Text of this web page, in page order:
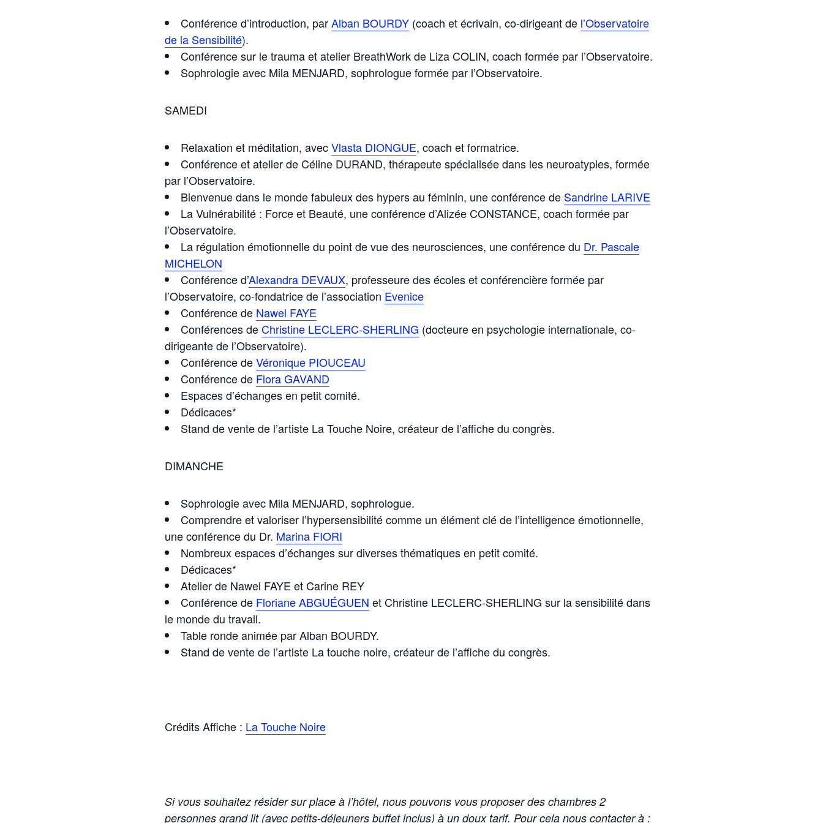
Conférence d’introduction, parAlban BOURDY(coach et écrivain, co-dirigeant de l’Observatoire
de la Sensibilité).
Conférence sur le trauma et atelier BreathWork de Liza COLIN, coach formée par l’Observatoire.
Sophrologie avec Mila MENJARD, sophrologue formée par l’Observatoire.
SAMEDI
Relaxation et méditation, avecVlasta DIONGUE, coach et formatrice.
Conférence et atelier de Céline DURAND, thérapeute spécialisée dans les neuroatypies, formée
par l’Observatoire.
Bienvenue dans le monde fabuleux des hypers au féminin, une conférence de Sandrine LARIVE
La Vulnérabilité : Force et Beauté, une conférence d’Alizée CONSTANCE, coach formée par
l’Observatoire.
La régulation émotionnelle du point de vue des neurosciences, une conférence du Dr. Pascale
MICHELON
Conférence d’Alexandra DEVAUX, professeure des écoles et conférencière formée par
l’Observatoire, co-fondatrice de l’association Evenice
Conférence de Nawel FAYE
Conférences deChristine LECLERC-SHERLING (docteure en psychologie internationale, co-
dirigeante de l’Observatoire).
Conférence deVéronique PIOUCEAU
Conférence de Flora GAVAND
Espaces d’échanges en petit comité.
Dédicaces*
Stand de vente de l’artiste La Touche Noire, créateur de l’affiche du congrès.
DIMANCHE
Sophrologie avec Mila MENJARD, sophrologue.
Comprendre et valoriser l’hypersensibilité comme un élément clé de l’intelligence émotionnelle,
une conférence du Dr. Marina FIORI
Nombreux espaces d’échanges sur diverses thématiques en petit comité.
Dédicaces*
Atelier de Nawel FAYE et Carine REY
Conférence de Floriane ABGUÉGUEN et Christine LECLERC-SHERLING sur la sensibilité dans
le monde du travail.
Table ronde animée par Alban BOURDY.
Stand de vente de l’artiste La touche noire, créateur de l’affiche du congrès.
Crédits Affiche : La Touche Noire
Si vous souhaitez résider sur place à l’hôtel, nous pouvons vous proposer des chambres 2
personnes grand lit (avec petits-déjeuners buffet inclus) à un doux tarif. Pour cela nous contacter à :